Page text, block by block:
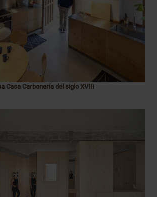
Casa Carbonería del siglo XVIII